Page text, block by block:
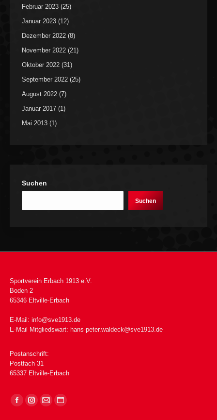
Februar 2023 (25)
Januar 2023 (12)
Dezember 2022 (8)
November 2022 (21)
Oktober 2022 (31)
September 2022 (25)
August 2022 (7)
Januar 2017 (1)
Mai 2013 (1)
Suchen
Suchen
Sportverein Erbach 1913 e.V.
Boden 2
65346 Eltville-Erbach
E-Mail: info@sve1913.de
E-Mail Mitgliedswart: hans-peter.waldeck@sve1913.de
Postanschrift:
Postfach 31
65337 Eltville-Erbach
Finden Sie uns auf: